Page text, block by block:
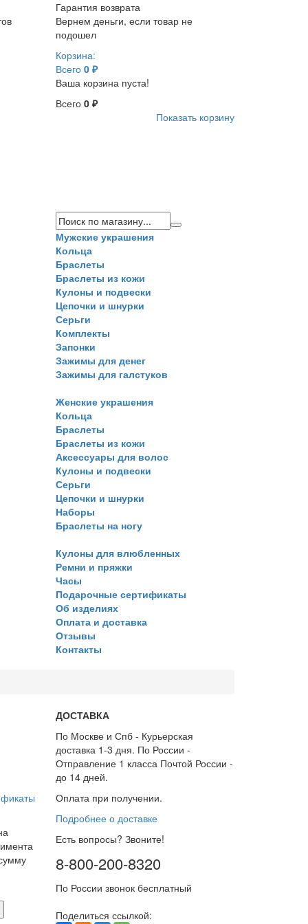
Гарантия возврата
Вернем деньги, если товар не
подошел
Корзина:
Всего 0 ₽
Ваша корзина пуста!
Всего 0 ₽
Показать корзину
Мужские украшения
Кольца
Браслеты
Браслеты из кожи
Кулоны и подвески
Цепочки и шнурки
Серьги
Комплекты
Запонки
Зажимы для денег
Зажимы для галстуков
Женские украшения
Кольца
Браслеты
Браслеты из кожи
Аксессуары для волос
Кулоны и подвески
Серьги
Цепочки и шнурки
Наборы
Браслеты на ногу
Кулоны для влюбленных
Ремни и пряжки
Часы
Подарочные сертификаты
Об изделиях
Оплата и доставка
Отзывы
Контакты
ДОСТАВКА
По Москве и Спб - Курьерская
доставка 1-3 дня. По России -
Отправление 1 класса Почтой России -
до 14 дней.
Оплата при получении.
Подробнее о доставке
Есть вопросы? Звоните!
8-800-200-8320
По России звонок бесплатный
Поделиться ссылкой: